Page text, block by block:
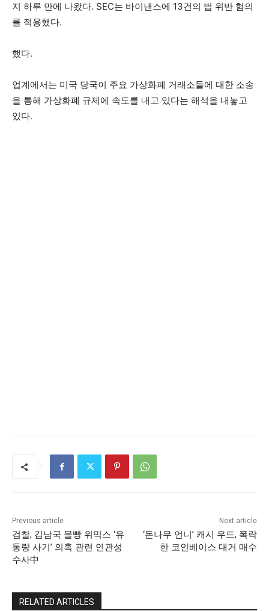
지 하루 만에 나왔다. SEC는 바이낸스에 13건의 법 위반 혐의
를 적용했다.
했다.
업계에서는 미국 당국이 주요 가상화폐 거래소들에 대한 소송
을 통해 가상화폐 규제에 속도를 내고 있다는 해석을 내놓고
있다.
Previous article
검찰, 김남국 몰빵 위믹스 ‘유
통량 사기’ 의혹 관련 연관성
수사中
Next article
‘돈나무 언니’ 캐시 우드, 폭락
한 코인베이스 대거 매수
RELATED ARTICLES